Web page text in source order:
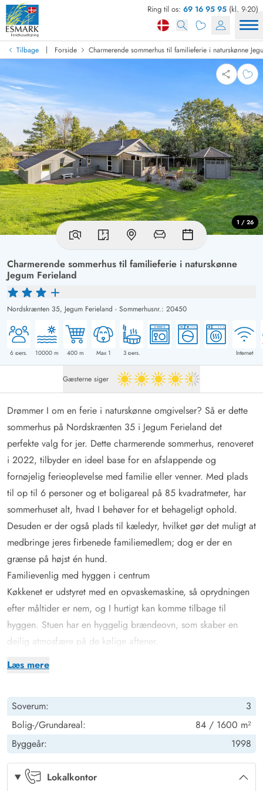
Ring til os: 69 16 95 95 (kl. 9-20)
Tilbage | Forside Charmerende sommerhus til familieferie i naturskønne
Charmerende sommerhus til familieferie i naturskønne
Jegum Ferieland
Nordskrænten 35, Jegum Ferieland - Sommerhusnr.: 20450
6 pers. 10000 m 400m Max 1 3pers. Internet
1 / 26
Gæsterne siger 4.5 ud af 5
Læs mere
Drømmer I om en ferie i naturskønne omgivelser? Så er dette
sommerhus på Nordskrænten 35 i Jegum Ferieland det
perfekte valg for jer. Dette charmerende sommerhus, renoveret
i 2022, tilbyder en ideel base for en afslappende og
fornøjelig ferieoplevelse med familie eller venner. Med plads
til op til 6 personer og et boligareal på 85 kvadratmeter, har
sommerhuset alt, hvad I behøver for et behageligt ophold.
Desuden er der også plads til kæledyr, hvilket gør det muligt at
medbringe jeres firbenede familiemedlem; dog er der en
grænse på højst én hund.
Familievenlig med hyggen i centrum
Køkkenet er udstyret med en opvaskemaskine, så oprydningen
efter måltider er nem, og I hurtigt kan komme tilbage til
hyggen. Stuen har en hyggelig brændeovn, som skaber en
dejlig atmosfære på de kølige aftener.
I sommerhuset er der tre soveværelser. Ét af disse har en stor
børnefamilier, hvor der er plads til alle.
Badeværelset, som er udstyret med gulvvarme, byder på både
vaskemaskine og tørretumbler, så I kan holde tøjet rent og tørt
gennem hele jeres ophold. Med moderne faciliteter og en
hyggelig atmosfære indenfor, er sommerhuset godt rustet til at
Soverum:
3
Bolig-/Grundareal:
84 / 1600 m²
Byggeår:
1998
Lokalkontor